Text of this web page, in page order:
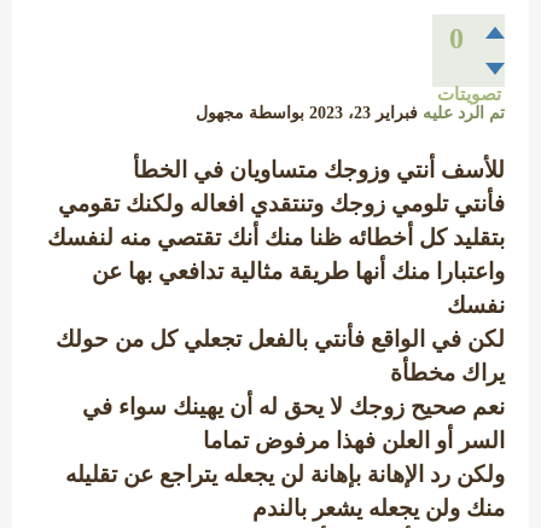
0
تصويتات
تم الرد عليه فبراير 23، 2023 بواسطة مجهول
للأسف أنتي وزوجك متساويان في الخطأ
فأنتي تلومي زوجك وتنتقدي افعاله ولكنك تقومي
بتقليد كل أخطائه ظنا منك أنك تقتصي منه لنفسك
واعتبارا منك أنها طريقة مثالية تدافعي بها عن
نفسك
لكن في الواقع فأنتي بالفعل تجعلي كل من حولك
يراك مخطأة
نعم صحيح زوجك لا يحق له أن يهينك سواء في
السر أو العلن فهذا مرفوض تماما
ولكن رد الإهانة بإهانة لن يجعله يتراجع عن تقليله
منك ولن يجعله يشعر بالندم